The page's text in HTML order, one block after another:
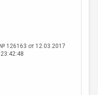
126163 от 12.03.2017